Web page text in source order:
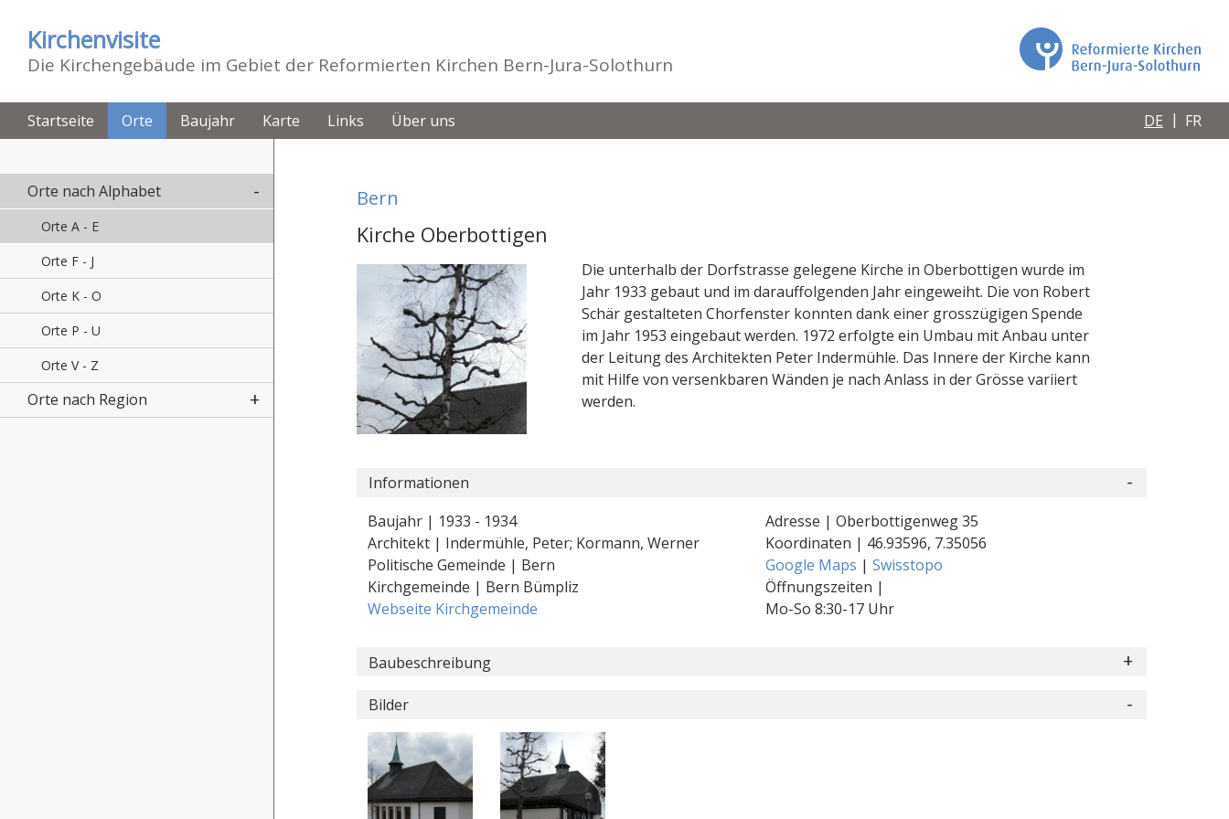
Kirchenvisite
Die Kirchengebäude im Gebiet der Reformierten Kirchen Bern-Jura-Solothurn
Startseite Orte Baujahr Karte Links Über uns DE FR
Orte nach Alphabet
Orte A - E
Orte F - J
Orte K - O
Orte P - U
Orte V - Z
Orte nach Region
Bern
Kirche Oberbottigen
Die unterhalb der Dorfstrasse gelegene Kirche in Oberbottigen wurde im
Jahr 1933 gebaut und im darauffolgenden Jahr eingeweiht. Die von Robert
Schär gestalteten Chorfenster konnten dank einer grosszügigen Spende
im Jahr 1953 eingebaut werden. 1972 erfolgte ein Umbau mit Anbau unter
der Leitung des Architekten Peter Indermühle. Das Innere der Kirche kann
mit Hilfe von versenkbaren Wänden je nach Anlass in der Grösse variiert
werden.
Informationen
Baujahr | 1933 - 1934
Architekt | Indermühle, Peter; Kormann, Werner
Politische Gemeinde | Bern
Kirchgemeinde | Bern Bümpliz
Webseite Kirchgemeinde
Adresse | Oberbottigenweg 35
Koordinaten | 46.93596, 7.35056
Google Maps | Swisstopo
Öffnungszeiten |
Mo-So 8:30-17 Uhr
Baubeschreibung
Bilder